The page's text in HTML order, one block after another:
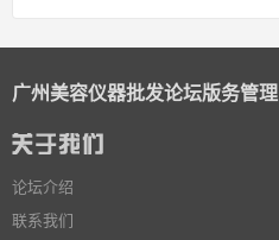
广州美容仪器批发论坛版务管理
论坛介绍
联系我们